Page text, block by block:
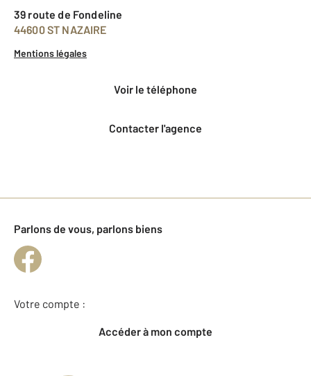
39 route de Fondeline
44600 ST NAZAIRE
Mentions légales
voir le téléphone
Contacter l'agence
Parlons de vous, parlons biens
Votre compte :
Accéder à mon compte